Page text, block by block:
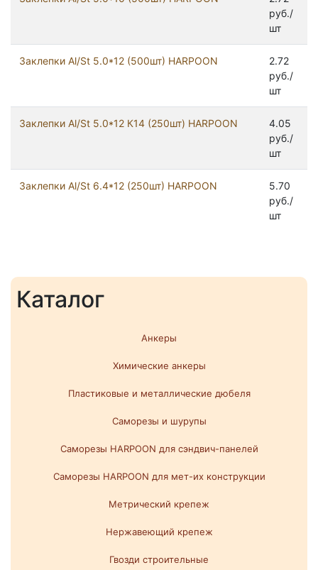
Каталог
Анкеры
Химические анкеры
Пластиковые и металлические дюбеля
Саморезы и шурупы
Саморезы HARPOON для сэндвич-панелей
Саморезы HARPOON для мет-их конструкции
Метрический крепеж
Нержавеющий крепеж
Гвозди строительные
руб./
шт
Заклепки Al/St 5.0*12 (500шт) HARPOON
2.72
руб./
шт
Заклепки Al/St 5.0*12 К14 (250шт) HARPOON
4.05
руб./
шт
Заклепки Al/St 6.4*12 (250шт) HARPOON
5.70
руб./
шт